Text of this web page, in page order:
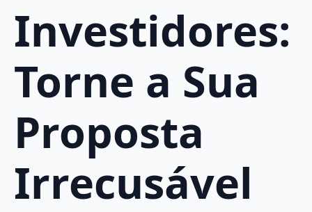
Investidores:
Torne a Sua
Proposta
Irrecusável